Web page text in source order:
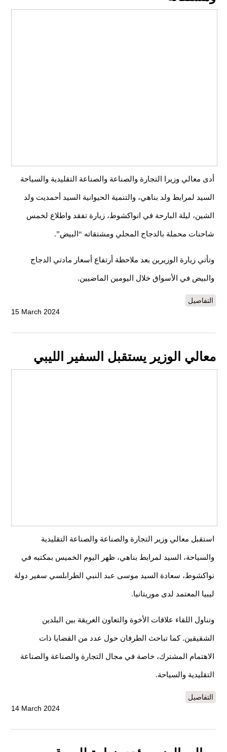
أدى معالي وزيرا التجارة والصناعة والصناعة التقليدية والسياحة
السيد لمرابط ولد بناهي، والتنمية الحيوانية السيد أحمديت ولد
الشين، ليلة البارحة في انواكشوط، زيارة تفقد واطلاع لخمس
شاحنات محملة بالدجاج المحلي ومشتقاته “البيض”.
وتأتي زيارة الوزيرين بعد ملاحظة أرتفاع أسعار مادتي الدجاج
والبيض في الأسواق خلال اليومين الماضيين.
التفاصيل
15 March 2024
معالي الوزير يستقبل السفير الليبي
استقبل معالي وزير التجارة والصناعة والصناعة التقليدية
والسياحة، السيد لمرابط بناهي، ظهر اليوم الخميس بمكتبه في
نواكشوط، سعادة السيد موسى عبد النبي الطرابلسي سفير دولة
ليبيا المعتمد لدى موريتانيا.
وتناول اللقاء علاقات الأخوة والتعاون العريقة بين البلدين
الشقيقين. كما تباحث الطرفان حول عدد من القضايا ذات
الاهتمام المشترك، خاصة في مجال التجارة والصناعة والصناعة
التقليدية والسياحة.
التفاصيل
14 March 2024